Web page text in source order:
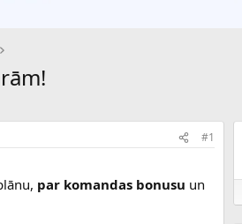
#1
par komandas bonusu un